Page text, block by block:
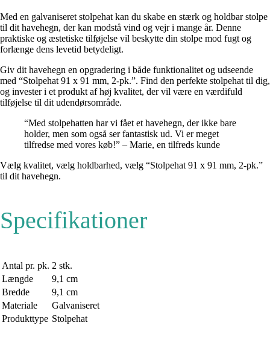
Med en galvaniseret stolpehat kan du skabe en stærk og holdbar stolpe
til dit havehegn, der kan modstå vind og vejr i mange år. Denne
praktiske og æstetiske tilføjelse vil beskytte din stolpe mod fugt og
forlænge dens levetid betydeligt.
Giv dit havehegn en opgradering i både funktionalitet og udseende
med “Stolpehat 91 x 91 mm, 2-pk.”. Find den perfekte stolpehat til dig,
og invester i et produkt af høj kvalitet, der vil være en værdifuld
tilføjelse til dit udendørsområde.
“Med stolpehatten har vi fået et havehegn, der ikke bare
holder, men som også ser fantastisk ud. Vi er meget
tilfredse med vores køb!” – Marie, en tilfreds kunde
Vælg kvalitet, vælg holdbarhed, vælg “Stolpehat 91 x 91 mm, 2-pk.”
til dit havehegn.
Specifikationer
Antal pr. pk. 2 stk.
Længde
9,1 cm
Bredde
9,1 cm
Materiale
Galvaniseret
Produkttype Stolpehat